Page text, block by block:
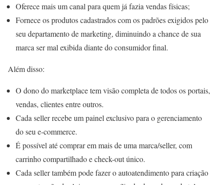
Oferece mais um canal para quem já fazia vendas físicas;
Fornece os produtos ​cadastrados com os padrões exigidos pelo
seu departamento de marketing, diminuindo a chance de sua
marca ser mal exibida diante do consumidor final​.
Além disso:
O dono do marketplace tem visão completa de todos os portais,
vendas, clientes entre outros.
Cada seller recebe um painel exclusivo para o gerenciamento
do seu e-commerce.
É possível até comprar em mais de uma marca/seller, com
carrinho compartilhado e check-out único.
Cada seller também pode fazer o autoatendimento para criação